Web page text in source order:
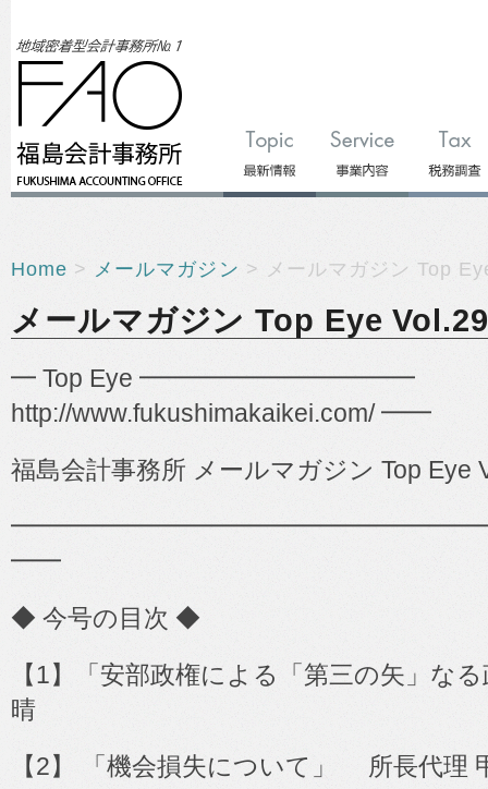
Home > メールマガジン > メールマガジン Top
メールマガジン Top Eye
━ Top Eye ━━━━━━━━━━━
http://www.fukushimakaikei.com/ ━━
福島会計事務所 メールマガジン Top Eye
━━
◆ 今号の目次 ◆
【1】「安部政権による「第三の矢」な
晴
【2】 「機会損失について」 所長代理